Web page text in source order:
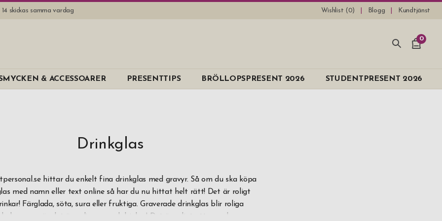
skickas samma vardag Wishlist (0) Blogg Kundtjänst
0
& ACCESSOARER PRESENTTIPS BRÖLLOPSPRESENT 2026 STUDENTPRESENT 2026
Drinkglas
hittar du enkelt fina drinkglas med gravyr. Så om du ska köpa
med namn eller text online så har du nu hittat helt rätt! Det är roligt
Färglada, söta, sura eller fruktiga. Graverade drinkglas blir roliga
Glas
Handgjort glas